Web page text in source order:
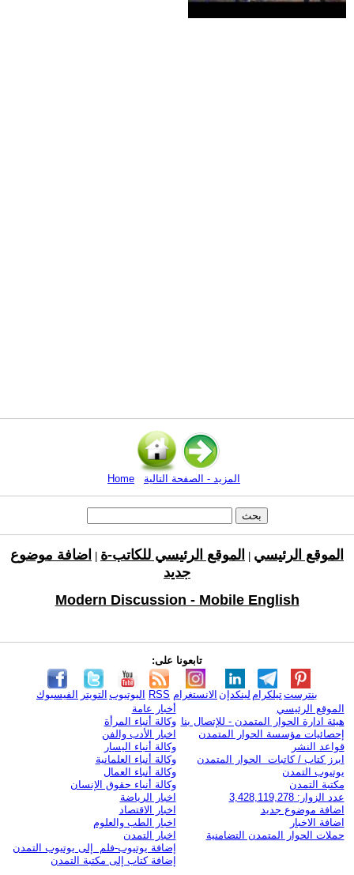
Home المزيد - الصفحة التالية
الموقع الرئيسي الموقع الرئيسي للكاتب-ة
اضافة موضوع
جديد
Modern Discussion - Mobile English
تابعونا على:
الفيسبوك التويتر اليوتيوب RSS الانستغرام لينكدإن تيلكرامبنترست
الموقع الرئيسي
هيئة ادارة الحوار المتمدن - للإتصال بنا
إحصائيات مؤسسة الحوار المتمدن
قواعد النشر
ابرز كتاب / كاتبات الحوار المتمدن
يوتيوب التمدن
مكتبة التمدن
عدد الزوار: 3,428,119,278
اضافة موضوع جديد
اضافة الاخبار
حملات الحوار المتمدن التضامنية
أخبار عامة
وكالة أنباء المرأة
اخبار الأدب والفن
وكالة أنباء اليسار
وكالة أنباء العلمانية
وكالة أنباء العمال
وكالة أنباء حقوق الإنسان
اخبار الرياضة
اخبار الاقتصاد
اخبار الطب والعلوم
اخبار التمدن
إضافة يوتيوب-فلم إلى يوتيوب التمدن
إضافة كتاب إلى مكتبة التمدن